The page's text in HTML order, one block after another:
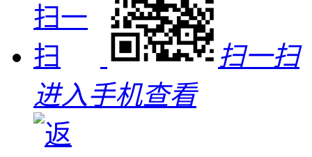
扫一扫
进入手机查看